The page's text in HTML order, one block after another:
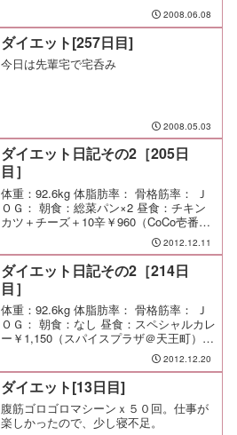
2008.06.08
ダイエット[257日目]
今日は先輩宅で宅呑み
2008.05.03
ダイエット日記その2［205日
目］
体重：92.6kg 体脂肪率： 骨格筋率： Ｊ
ＯＧ： 朝食：総菜パン×2 昼食：チキン
カツ＋チーズ＋10辛￥960（CoCo壱番屋
＠天王町）久しぶりのザラザラ感のある
激辛カレー。 うむ、旨い♪ 夕食： 間
食： メモ：
2012.12.11
ダイエット日記その2［214日
目］
体重：92.6kg 体脂肪率： 骨格筋率： Ｊ
ＯＧ： 朝食：なし 昼食：スペシャルカレ
ー￥1,150（スパイスプラザ＠天王町）
夕食：カレーうどん（大）￥480（麦まる
＠YBP） 間食： メモ：明日は人間ドッ
ク
2012.12.20
ダイエット[13日目]
腹筋ゴロゴロマシーンｘ５０回。仕事が
楽しかったので、少し寝不足。